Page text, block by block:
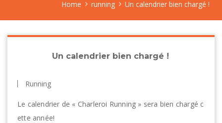
Home running Un calendrier bien chargé !
Un calendrier bien chargé !
Running
Le calendrier de « Charleroi Running » sera bien chargé c
ette année!